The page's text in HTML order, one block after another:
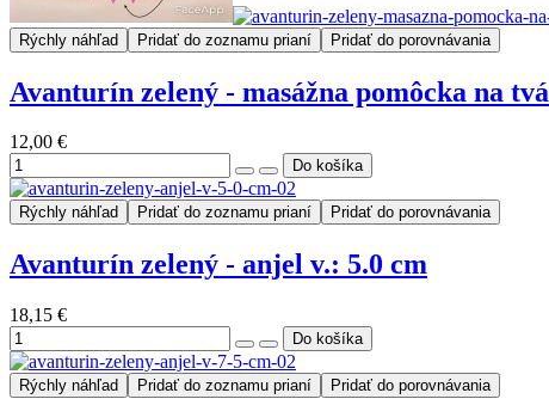
Rýchly náhľad Pridať do zoznamu prianí Pridať do porovnávania
Avanturín zelený - masážna pomôcka na
12,00 €
Rýchly náhľad Pridať do zoznamu prianí Pridať do porovnávania
Avanturín zelený - anjel v.: 5.0 cm
18,15 €
Rýchly náhľad Pridať do zoznamu prianí Pridať do porovnávania